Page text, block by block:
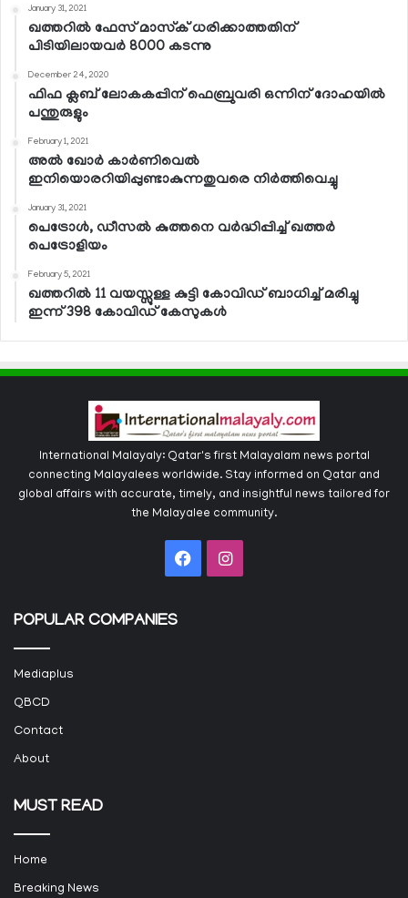
January 31, 2021
ഖത്തറില്‍ ഫേസ് മാസ്‌ക് ധരിക്കാത്തതിന്
പിടിയിലായവര്‍ 8000 കടന്നു
December 24, 2020
ഫിഫ ക്ലബ് ലോകകപ്പിന് ഫെബ്രുവരി ഒന്നിന് ദോഹയില്‍
പന്തുരുളും
February 1, 2021
അല്‍ ഖോര്‍ കാര്‍ണിവെല്‍
ഇനിയൊരറിയിപ്പുണ്ടാകുന്നതുവരെ നിര്‍ത്തിവെച്ചു
January 31, 2021
പെട്രോള്‍, ഡീസല്‍ കുത്തനെ വര്‍ദ്ധിപ്പിച്ച് ഖത്തര്‍
പെട്രോളിയം
February 5, 2021
ഖത്തറില്‍ 11 വയസ്സുള്ള കുട്ടി കോവിഡ് ബാധിച്ച് മരിച്ചു
ഇന്ന് 398 കോവിഡ് കേസുകള്‍
International Malayaly: Qatar's first Malayalam news portal
connecting Malayalees worldwide. Stay informed on Qatar and
global affairs with accurate, timely, and insightful news tailored for
the Malayalee community.
FacebookInstagram
POPULAR COMPANIES
Mediaplus
QBCD
Contact
About
MUST READ
Home
Breaking News